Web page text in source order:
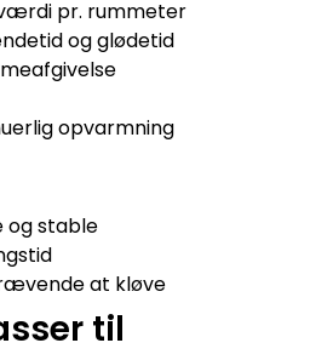
pr. rummeter
og glødetid
opvarmning
og stable
at kløve
til